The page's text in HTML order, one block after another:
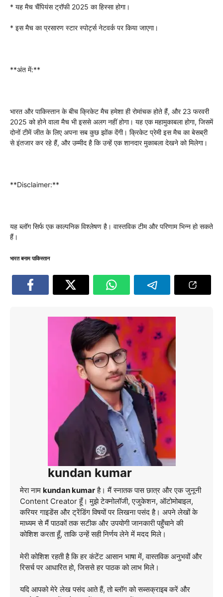
* यह मैच चैंपियंस ट्रॉफी 2025 का हिस्सा होगा।
* इस मैच का प्रसारण स्टार स्पोर्ट्स नेटवर्क पर किया जाएगा।
**अंत में:**
भारत और पाकिस्तान के बीच क्रिकेट मैच हमेशा ही रोमांचक होते हैं, और 23 फरवरी
2025 को होने वाला मैच भी इससे अलग नहीं होगा। यह एक महामुकाबला होगा, जिसमें
दोनों टीमें जीत के लिए अपना सब कुछ झोंक देंगी। क्रिकेट प्रेमी इस मैच का बेसब्री
से इंतजार कर रहे हैं, और उम्मीद है कि उन्हें एक शानदार मुकाबला देखने को मिलेगा।
**Disclaimer:**
यह ब्लॉग सिर्फ एक काल्पनिक विश्लेषण है। वास्तविक टीम और परिणाम भिन्न हो सकते
हैं।
भारत बनाम पाकिस्तान
kundan kumar
मेरा नाम kundan kumarहै। मैं स्नातक पास छात्र और एक जुनूनी
Content Creator हूँ। मुझे टेक्नोलॉजी, एजुकेशन, ऑटोमोबाइल,
करियर गाइडेंस और ट्रेंडिंग विषयों पर लिखना पसंद है। अपने लेखों के
माध्यम से मैं पाठकों तक सटीक और उपयोगी जानकारी पहुँचाने की
कोशिश करता हूँ, ताकि उन्हें सही निर्णय लेने में मदद मिले।
मेरी कोशिश रहती है कि हर कंटेंट आसान भाषा में, वास्तविक अनुभवों और
रिसर्च पर आधारित हो, जिससे हर पाठक को लाभ मिले।
यदि आपको मेरे लेख पसंद आते हैं, तो ब्लॉग को सब्सक्राइब करें और